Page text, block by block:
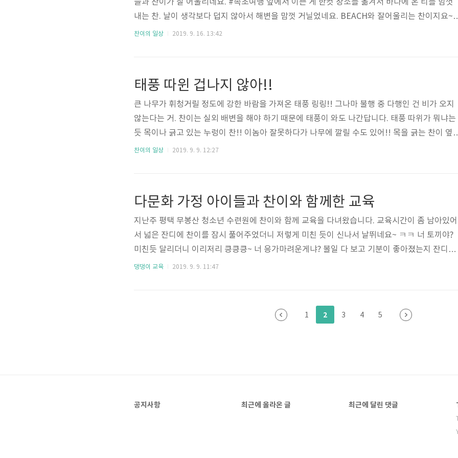
늘과 찬이가 잘 어울리네요. #속초여행 앞에서 이쁜 게 한컷 장소를 옮겨서 바다에 온 티를 맘껏
내는 찬. 날이 생각보다 덥지 않아서 해변을 맘껏 거닐었네요. BEACH와 잘어울리는 찬이지요~
물에도 들어가야하는데 바다는 내일 다음날 들어가는 걸로 ㅎㅎ 벌써 시계의 시간이 벌써 5시를
산책로도 있고 바다도 바로 보이는 그런 곳입니다. ..
찬이의 일상 2019. 9. 16. 13:42
태풍 따윈 겁나지 않아!!
큰 나무가 휘청거릴 정도에 강한 바람을 가져온 태풍 링링!! 그나마 불행 중 다행인 건 비가 오지
않는다는 거. 찬이는 실외 배변을 해야 하기 때문에 태풍이 와도 나간답니다. 태풍 따위가 뭐냐는
듯 목이나 긁고 있는 누렁이 찬!! 이놈아 잘못하다가 나무에 깔릴 수도 있어!! 목을 긁는 찬이 옆
로 날아다니는 낙엽들.... 가지도 부러져 날아다니네요. 태풍이 무서운 줄 모르는 한가로운 녀
줄을 꼭 잡고 있었답니다. ..
찬이의 일상 2019. 9. 9. 12:27
다문화 가정 아이들과 찬이와 함께한 교육
지난주 평택 무봉산 청소년 수련원에 찬이와 함께 교육을 다녀왔습니다. 교육시간이 좀 남아있어
서 넓은 잔디에 찬이를 잠시 풀어주었더니 저렇게 미친 듯이 신나서 날뛰네요~ ㅋㅋ 너 토끼야?
미친듯 달리더니 이리저리 킁킁킁~ 너 응가마려운게냐? 볼일 다 보고 기분이 좋아졌는지 잔디에
딩굴딩굴~ 맘껏 뒹굴러라~ 어차피 너 목욕할 때 됐거든!!! 볼일 다 본 찬이는 해맑은 표정으로 오
이 덕에 교육 진행은 원활하게 진행되었네요. 한두 명씩 번갈아 가면서 아이들과 인사를 하는 찬
와 베국이. 아이들도 차분히 찬이와 베국이에게 다..
댕댕이 교육 2019. 9. 9. 11:47
1 2 3 4 5
공지사항 최근에 올라온 글 최근에 달린 댓글